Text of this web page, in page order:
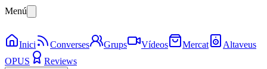
Menú
Inici Converses Grups Vídeos Mercat
Altaveus
OPUS
Reviews